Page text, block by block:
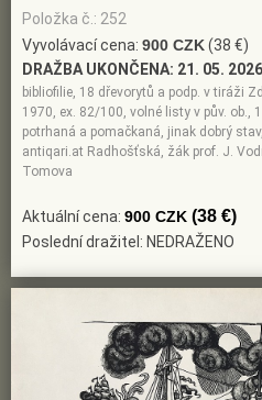
Položka č.: 252
Vyvolávací cena: 900 CZK(38 €)
DRAŽBA UKONČENA: 21. 05.
bibliofilie, 18 dřevorytů a podp. v tiráži
1970, ex. 82/100, volné listy v pův. ob.,
potrhaná a pomačkaná, jinak dobrý
antiqari.at Radhošťská, žák prof. J.
Tomova
Aktuální cena: 900 CZK (38 €)
Poslední dražitel: NEDRAŽENO